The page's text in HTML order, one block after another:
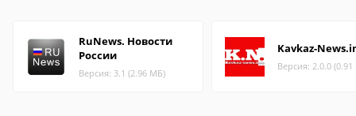
RuNews. Новости
России
Версия: 3.1 (2.96 МБ)
Kavkaz-
Версия: 2.0.0